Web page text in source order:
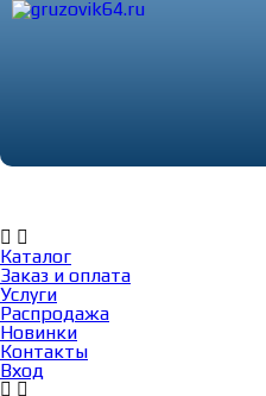
Каталог
Заказ и оплата
Услуги
Распродажа
Новинки
Контакты
Вход